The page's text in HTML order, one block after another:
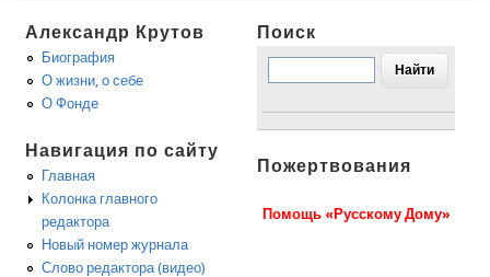
Александр Крутов
Биография
О жизни, о себе
О Фонде
Навигация по сайту
Главная
Колонка главного
редактора
Новый номер журнала
Слово редактора (видео)
Поиск
Пожертвования
Помощь «Русскому Дому»